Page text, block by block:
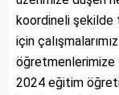
koordineli şekilde
için
öğretmenlerimize
2024 eğitim